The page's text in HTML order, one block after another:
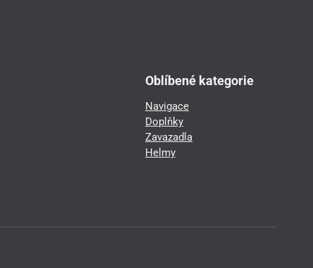
Oblíbené kategorie
Navigace
Doplňky
Zavazadla
Helmy